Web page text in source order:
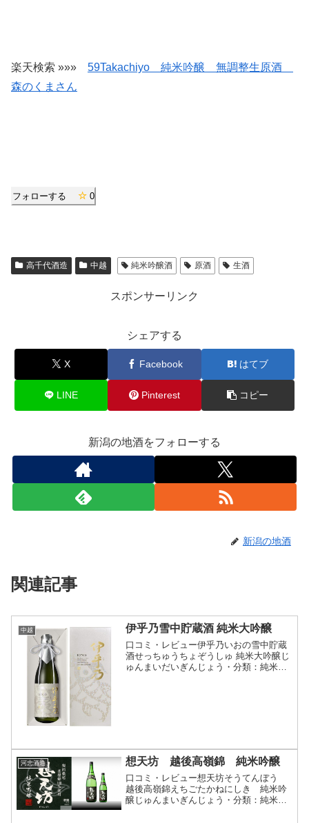
楽天検索 »»» 59Takachiyo 純米吟醸 無調整生原酒
森のくまさん
フォローする 0
高千代酒造 中越 純米吟醸酒 原酒 生酒
スポンサーリンク
シェアする
X Facebook はてブ
LINE Pinterest コピー
新潟の地酒をフォローする
新潟の地酒
関連記事
中越 伊乎乃雪中貯蔵酒 純米大吟醸
口コミ・レビュー伊乎乃いおの雪中貯蔵
酒せっちゅうちょぞうしゅ 純米大吟醸じ
ゅんまいだいぎんじょう・分類：純米大
河忠酒造 想天坊 越後高嶺錦 純米吟醸
口コミ・レビュー想天坊そうてんぼう
越後高嶺錦えちごたかねにしき 純米吟
醸じゅんまいぎんじょう・分類：純米吟